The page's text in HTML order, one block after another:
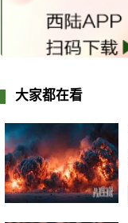
大家都在看